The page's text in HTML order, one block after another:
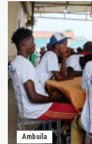
Ambuíla